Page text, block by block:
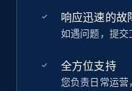
响应迅速的故
如遇问题，提交
全方位支持
您负责日常运营